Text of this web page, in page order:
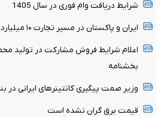
شرایط دریافت وام فوری در سال 1405
ایران و پاکستان در مسیر تجارت ۱۰ میلیارد دلاری هستند
اعلام شرایط فروش مشارکت در تولید
بخشنامه
وزیر صمت پیگیری کانتینر‌های ایرانی در
قیمت برق گران نشده است